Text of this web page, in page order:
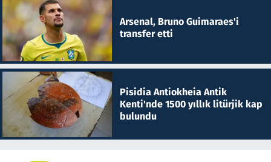
Arsenal, Bruno Guimaraes'i
transfer etti
Pisidia Antiokheia Antik
Kenti'nde 1500 yıllık litürjik kap
bulundu